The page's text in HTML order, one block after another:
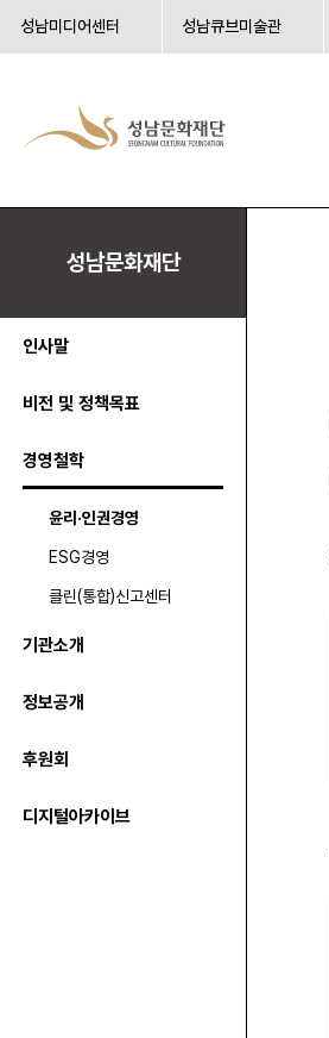
성남미디어센터 성남큐브미술관
성남문화재단
인사말
비전 및 정책목표
경영철학
윤리·인권경영
ESG경영
클린(통합)신고센터
기관소개
정보공개
후원회
디지털아카이브